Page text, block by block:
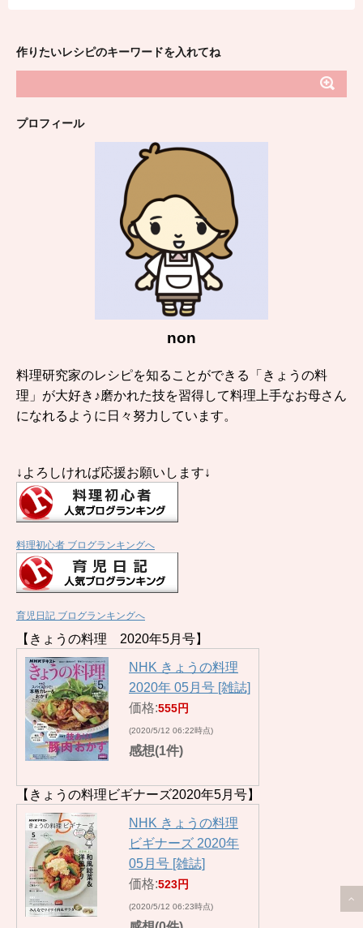
作りたいレシピのキーワードを入れてね
プロフィール
non
料理研究家のレシピを知ることができる「きょうの料
理」が大好き♪磨かれた技を習得して料理上手なお母さん
になれるように日々努力しています。
↓よろしければ応援お願いします↓
料理初心者 ブログランキングへ
育児日記 ブログランキングへ
【きょうの料理 2020年5月号】
NHK きょうの料理
2020年 05月号 [雑誌]
価格:555円
(2020/5/12 06:22時点)
感想(1件)
【きょうの料理ビギナーズ2020年5月号】
NHK きょうの料理
ビギナーズ 2020年
05月号 [雑誌]
価格:523円
(2020/5/12 06:23時点)